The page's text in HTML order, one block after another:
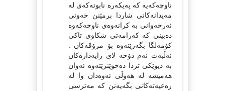
ناوچەکەیە کە پەیکەرە نابوتەکەی لە
مەیدانەکانی شاردا برمێنن خەونی
ئەرخەوانی بە کرانەوەی ناوچەکەوە
دەبینی کە کەرامەتی شکاوی تاکی
کۆمەلگا بگەرێتەوە بۆ مرۆڤەکان .
ئەڵبەت ئەم دۆخە لای رایەدارەکان
بە دیوێکی تردا دەخوێنرێتەوە ئەوان
هەمیشە لە هەوڵی ئەوەدان وا لە
رەعیەتەکانی بگەیەنن کە مەترسی